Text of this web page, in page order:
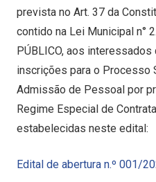
prevista no Art. 37 da
contido na Lei Municipal n°
PÚBLICO, aos
inscrições para o Processo
Admissão de Pessoal por
Regime Especial de
estabelecidas neste edital:
Edital de abertura n.º 001/